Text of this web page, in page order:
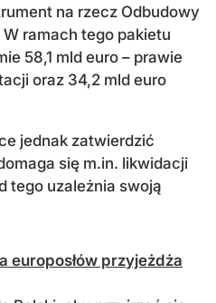
na rzecz Odbudowy
ramach tego pakietu
58,1 mld euro – prawie
oraz 34,2 mld euro
jednak zatwierdzić
się m.in. likwidacji
tego uzależnia swoją
europosłów przyjeżdża